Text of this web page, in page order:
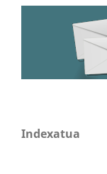
Indexatua